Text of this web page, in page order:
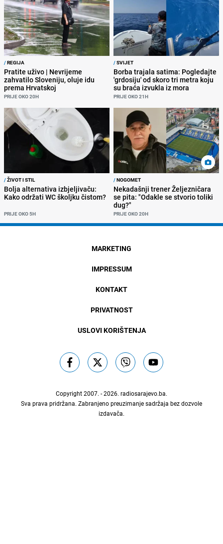
/REGIJA
Pratite uživo | Nevrijeme
zahvatilo Sloveniju, oluje idu
prema Hrvatskoj
PRIJE OKO 20H
/SVIJET
Borba trajala satima: Pogledajte
'grdosiju' od skoro tri metra koju
su braća izvukla iz mora
PRIJE OKO 21H
/ŽIVOT I STIL
Bolja alternativa izbjeljivaču:
Kako održati WC školjku čistom?
PRIJE OKO 5H
/NOGOMET
Nekadašnji trener Željezničara
se pita: "Odakle se stvorio toliki
dug?"
PRIJE OKO 20H
MARKETING
IMPRESSUM
KONTAKT
PRIVATNOST
USLOVI KORIŠTENJA
Copyright 2007. - 2026. radiosarajevo.ba.
Sva prava pridržana. Zabranjeno preuzimanje sadržaja bez dozvole
izdavača.